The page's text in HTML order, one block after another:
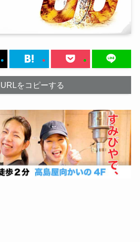
URLをコピーする